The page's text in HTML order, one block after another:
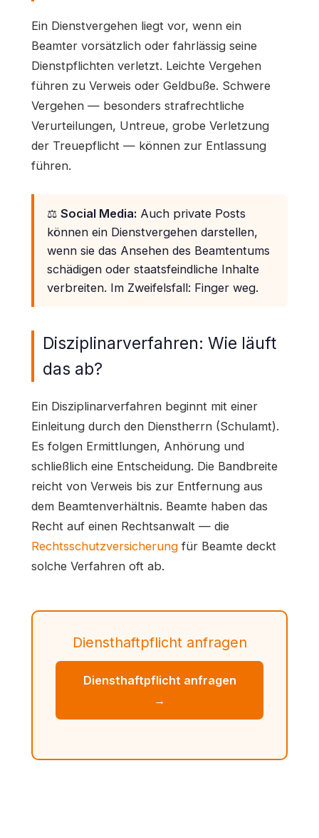
Ein Dienstvergehen liegt vor, wenn ein
Beamter vorsätzlich oder fahrlässig seine
Dienstpflichten verletzt. Leichte Vergehen
führen zu Verweis oder Geldbuße. Schwere
Vergehen — besonders strafrechtliche
Verurteilungen, Untreue, grobe Verletzung
der Treuepflicht — können zur Entlassung
führen.
⚖️ Social Media: Auch private Posts
können ein Dienstvergehen darstellen,
wenn sie das Ansehen des Beamtentums
schädigen oder staatsfeindliche Inhalte
verbreiten. Im Zweifelsfall: Finger weg.
Disziplinarverfahren: Wie läuft
das ab?
Ein Disziplinarverfahren beginnt mit einer
Einleitung durch den Dienstherrn (Schulamt).
Es folgen Ermittlungen, Anhörung und
schließlich eine Entscheidung. Die Bandbreite
reicht von Verweis bis zur Entfernung aus
dem Beamtenverhältnis. Beamte haben das
Recht auf einen Rechtsanwalt — die
Rechtsschutzversicherung für Beamte deckt
solche Verfahren oft ab.
Diensthaftpflicht anfragen
Diensthaftpflicht anfragen
→